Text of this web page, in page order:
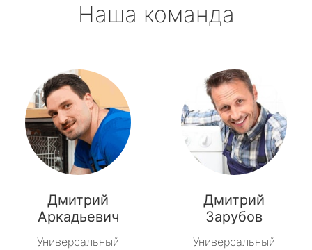
Наша команда
Дмитрий
Аркадьевич
Универсальный
Дмитрий
Зарубов
Универсальный